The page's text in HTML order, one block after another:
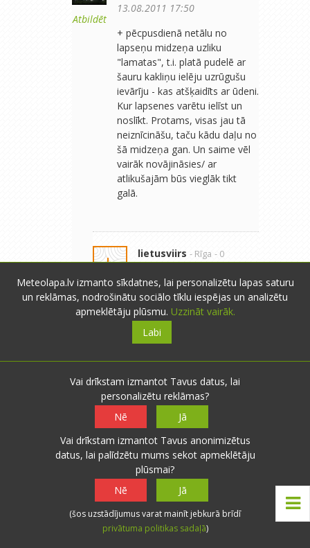
Atbildēt
13.08.2011 17:50
+ pēcpusdienā netālu no
lapseņu midzeņa uzliku
"lamatas", t.i. platā pudelē ar
šauru kakliņu ielēju uzrūgušu
ievārīju - kas atšķaidīts ar ūdeni.
Kur lapsenes varētu ielīst un
noslīkt. Protams, visas jau tā
neiznīcināšu, taču kādu daļu no
šā midzeņa gan. Un saime vēl
vairāk novājināsies/ ar
atlikušajām būs vieglāk tikt
galā.
L
Atbildēt
lietusviirs - Rīga - 0
13.08.2011 19:20
A pašam pūznim nevar tikt
klāt? Ja var tad vai pašu
pūzni nevar izplēst? Ja ir
kodiis.
Bet nu es kā dabas miilis
droši vien tomēr vispirms
pastrādātu ar kobru, lai
kukaiņi mazāk mocas un
process ātrāks.
Raitis Sametis - Rīga - 1 novērojums
13.08.2011 19:03
Meteolapa.lv izmanto sīkdatnes, lai personalizētu lapas saturu
un reklāmas, nodrošinātu sociālo tīklu iespējas un analizētu
apmeklētāju plūsmu. Uzzināt vairāk.
Labi
Vai drīkstam izmantot Tavus datus, lai
personalizētu reklāmas?
Nē
Jā
Vai drīkstam izmantot Tavus anonimizētus
datus, lai palīdzētu mums sekot apmeklētāju
plūsmai?
Nē
Jā
(šos uzstādījumus varat mainīt jebkurā brīdī
privātuma politikas sadaļā)